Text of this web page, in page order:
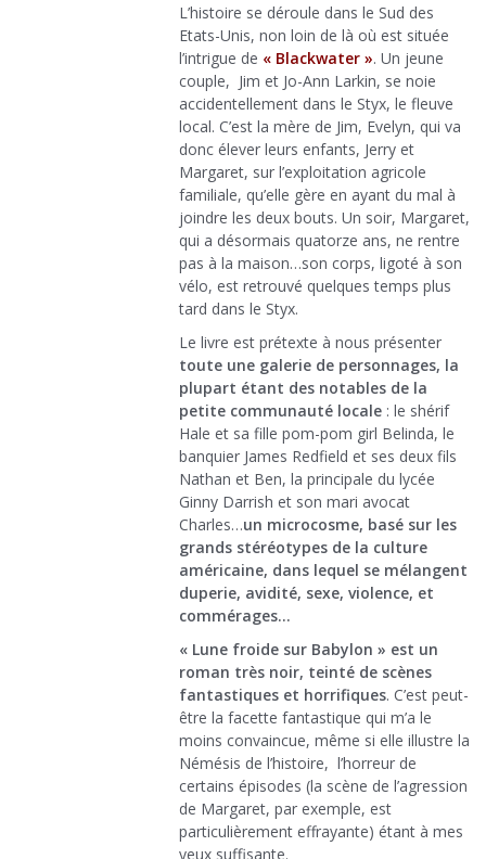
L’histoire se déroule dans le Sud des
Etats-Unis, non loin de là où est située
l’intrigue de « Blackwater ». Un jeune
couple, Jim et Jo-Ann Larkin, se noie
accidentellement dans le Styx, le fleuve
local. C’est la mère de Jim, Evelyn, qui va
donc élever leurs enfants, Jerry et
Margaret, sur l’exploitation agricole
familiale, qu’elle gère en ayant du mal à
joindre les deux bouts. Un soir, Margaret,
qui a désormais quatorze ans, ne rentre
pas à la maison…son corps, ligoté à son
vélo, est retrouvé quelques temps plus
tard dans le Styx.
Le livre est prétexte à nous présenter
toute une galerie de personnages, la
plupart étant des notables de la
petite communauté locale : le shérif
Hale et sa fille pom-pom girl Belinda, le
banquier James Redfield et ses deux fils
Nathan et Ben, la principale du lycée
Ginny Darrish et son mari avocat
Charles…un microcosme, basé sur les
grands stéréotypes de la culture
américaine, dans lequel se mélangent
duperie, avidité, sexe, violence, et
commérages…
« Lune froide sur Babylon » est un
roman très noir, teinté de scènes
fantastiques et horrifiques. C’est peut-
être la facette fantastique qui m’a le
moins convaincue, même si elle illustre la
Némésis de l’histoire, l’horreur de
certains épisodes (la scène de l’agression
de Margaret, par exemple, est
particulièrement effrayante) étant à mes
yeux suffisante.